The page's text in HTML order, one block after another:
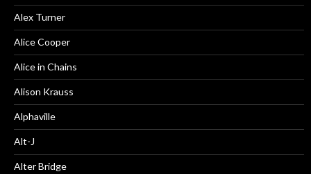
Alex Turner
Alice Cooper
Alice in Chains
Alison Krauss
Alphaville
Alt-J
Alter Bridge